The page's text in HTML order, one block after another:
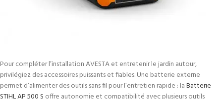
Pour compléter l’installation AVESTA et entretenir le jardin autour,
privilégiez des accessoires puissants et fiables. Une batterie externe
permet d’alimenter des outils sans fil pour l’entretien rapide : laBatterie